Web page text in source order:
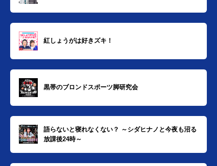
紅しょうがは好きズキ！
黒帯のブロンドスポーツ脚研究会
語らないと寝れなくない？ ～シダヒナノと今夜も沼る
放課後24時～